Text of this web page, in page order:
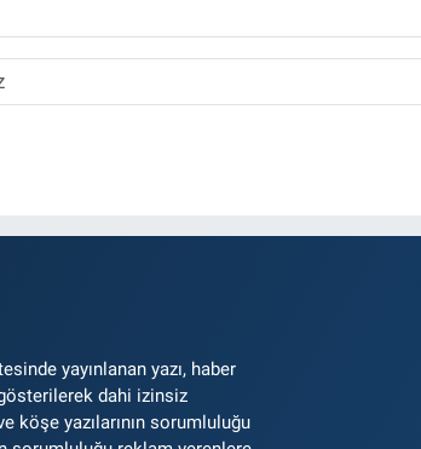
yayınlanan yazı, haber
dahi izinsiz
köşe yazılarının sorumluluğu